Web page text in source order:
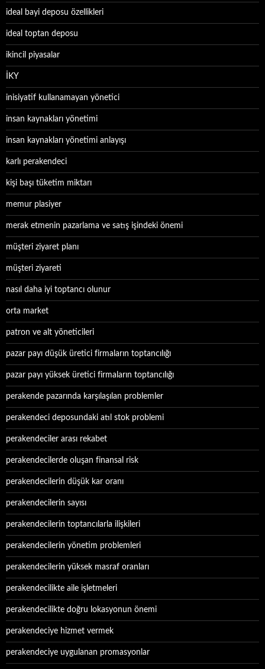
ideal bayi deposu özellikleri
ideal toptan deposu
ikincil piyasalar
İKY
inisiyatif kullanamayan yönetici
insan kaynakları yönetimi
insan kaynakları yönetimi anlayışı
karlı perakendeci
kişi başı tüketim miktarı
memur plasiyer
merak etmenin pazarlama ve satış işindeki önemi
müşteri ziyaret planı
müşteri ziyareti
nasıl daha iyi toptancı olunur
orta market
patron ve alt yöneticileri
pazar payı düşük üretici firmaların toptancılığı
pazar payı yüksek üretici firmaların toptancılığı
perakende pazarında karşılaşılan problemler
perakendeci deposundaki atıl stok problemi
perakendeciler arası rekabet
perakendecilerde oluşan finansal risk
perakendecilerin düşük kar oranı
perakendecilerin sayısı
perakendecilerin toptancılarla ilişkileri
perakendecilerin yönetim problemleri
perakendecilerin yüksek masraf oranları
perakendecilikte aile işletmeleri
perakendecilikte doğru lokasyonun önemi
perakendeciye hizmet vermek
perakendeciye uygulanan promasyonlar